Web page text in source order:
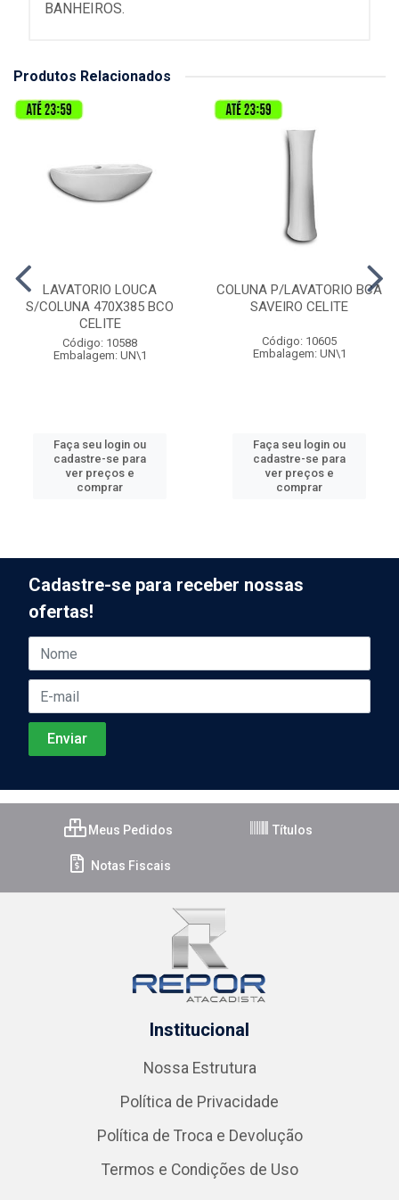
BANHEIROS.
Produtos Relacionados
LAVATORIO LOUCA
S/COLUNA 470X385 BCO
CELITE
Código: 10588
Embalagem: UN\1
Faça seu login ou
cadastre-se para
ver preços e
comprar
COLUNA P/LAVATORIO BCA
SAVEIRO CELITE
Código: 10605
Embalagem: UN\1
Faça seu login ou
cadastre-se para
ver preços e
comprar
Cadastre-se para receber nossas
ofertas!
Meus Pedidos Títulos
Notas Fiscais
Institucional
Nossa Estrutura
Política de Privacidade
Política de Troca e Devolução
Termos e Condições de Uso